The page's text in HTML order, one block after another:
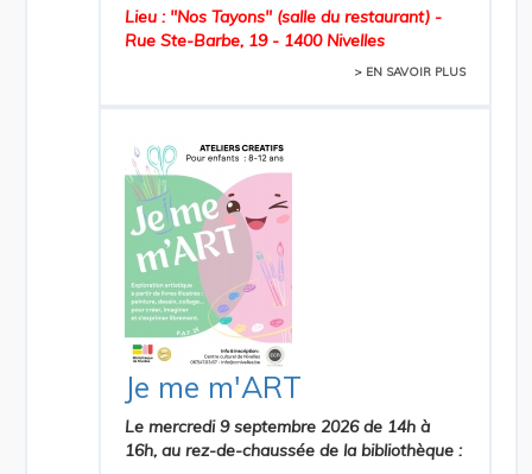
Lieu : "Nos Tayons" (salle du restaurant) -
Rue Ste-Barbe, 19 - 1400 Nivelles
> EN SAVOIR PLUS
Je me m'ART
Le mercredi 9 septembre 2026 de 14h à
16h, au rez-de-chaussée de la bibliothèque :